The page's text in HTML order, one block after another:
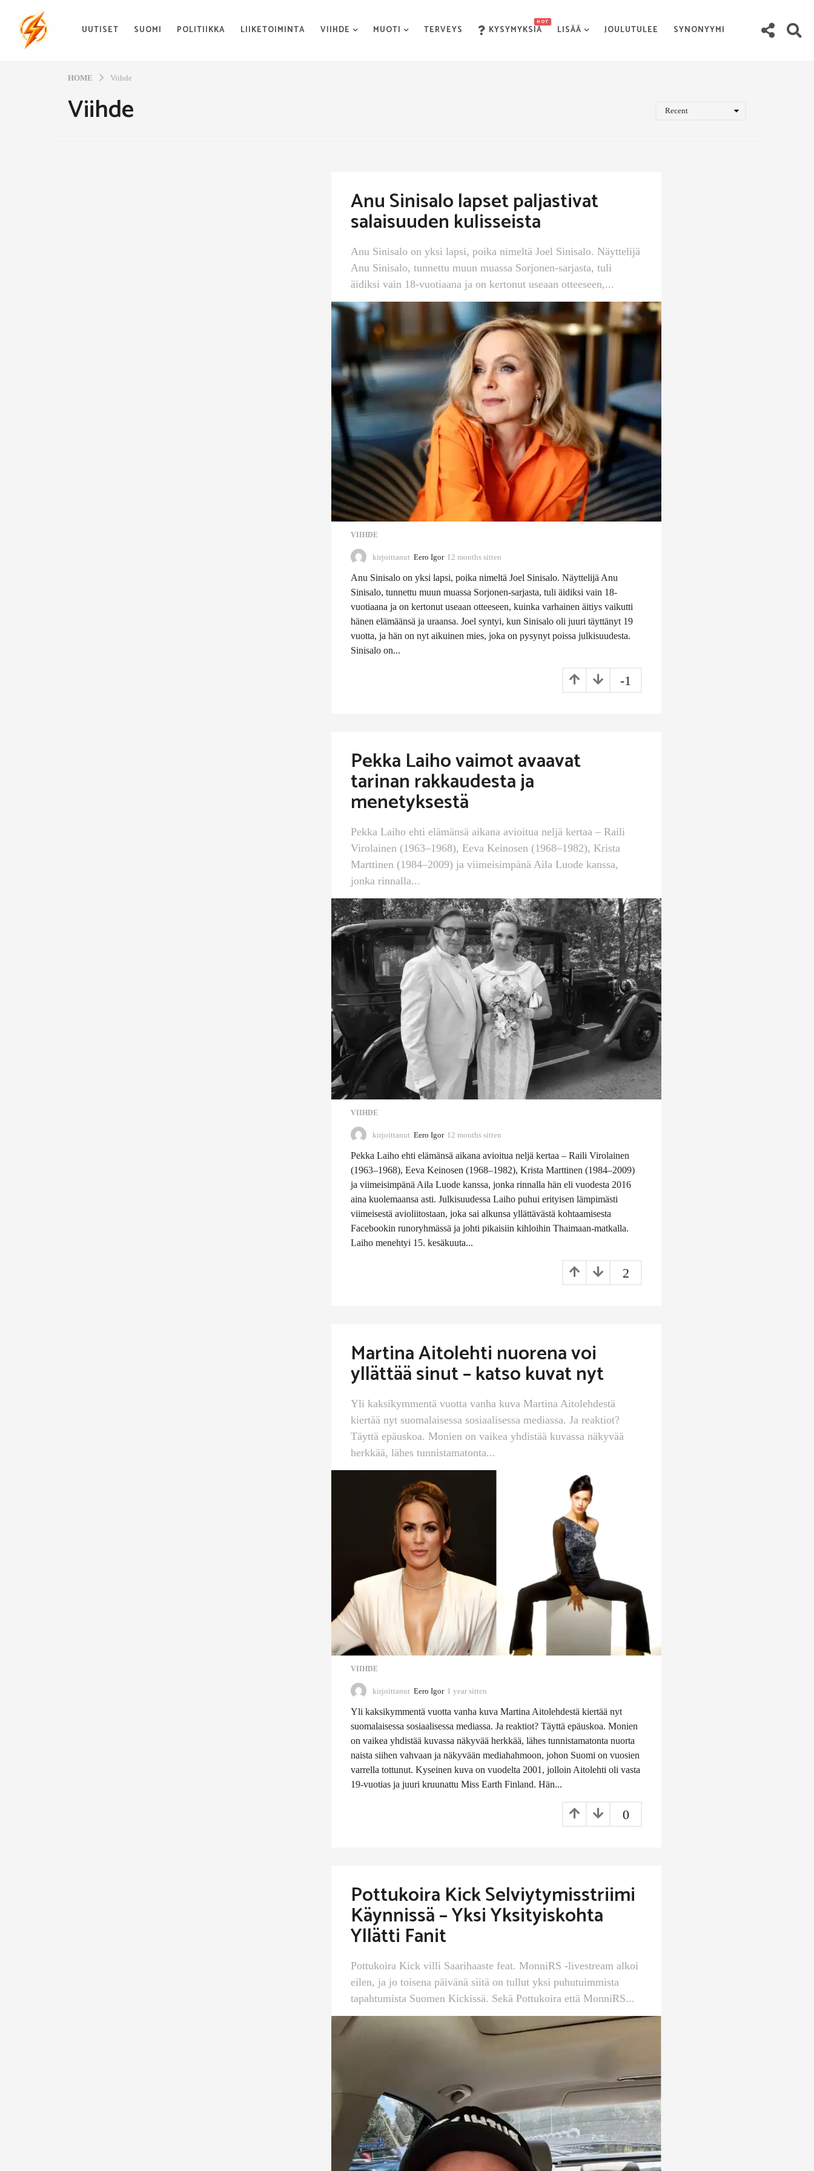
UUTISET SUOMI POLITIIKKA LIIKETOIMINTA VIIHDE MUOTI TERVEYS KYSYMYKSIÄ
HOT
LISÄÄ JOULUTULEE SYNONYYMI
HOME Viihde
Viihde Recent
Anu Sinisalo lapset paljastivat
salaisuuden kulisseista
Anu Sinisalo on yksi lapsi, poika nimeltä Joel Sinisalo. Näyttelijä
Anu Sinisalo, tunnettu muun muassa Sorjonen-sarjasta, tuli
äidiksi vain 18-vuotiaana ja on kertonut useaan otteeseen,...
VIIHDE
kirjoittanut Eero Igor 12 months sitten
m
o
h
s
Anu Sinisalo on yksi lapsi, poika nimeltä Joel Sinisalo. Näyttelijä Anu
Sinisalo, tunnettu muun muassa Sorjonen-sarjasta, tuli äidiksi vain 18-
vuotiaana ja on kertonut useaan otteeseen, kuinka varhainen äitiys vaikutti
hänen elämäänsä ja uraansa. Joel syntyi, kun Sinisalo oli juuri täyttänyt 19
vuotta, ja hän on nyt aikuinen mies, joka on pysynyt poissa julkisuudesta.
Sinisalo on...
-1
Pekka Laiho vaimot avaavat
tarinan rakkaudesta ja
menetyksestä
Pekka Laiho ehti elämänsä aikana avioitua neljä kertaa – Raili
Virolainen (1963–1968), Eeva Keinosen (1968–1982), Krista
Marttinen (1984–2009) ja viimeisimpänä Aila Luode kanssa,
jonka rinnalla...
VIIHDE
kirjoittanut Eero Igor 12 months sitten
m
o
n
h
s
s
Pekka Laiho ehti elämänsä aikana avioitua neljä kertaa – Raili Virolainen
(1963–1968), Eeva Keinosen (1968–1982), Krista Marttinen (1984–2009)
ja viimeisimpänä Aila Luode kanssa, jonka rinnalla hän eli vuodesta 2016
aina kuolemaansa asti. Julkisuudessa Laiho puhui erityisen lämpimästi
viimeisestä avioliitostaan, joka sai alkunsa yllättävästä kohtaamisesta
Facebookin runoryhmässä ja johti pikaisiin kihloihin Thaimaan-matkalla.
Laiho menehtyi 15. kesäkuuta...
2
Martina Aitolehti nuorena voi
yllättää sinut – katso kuvat nyt
Yli kaksikymmentä vuotta vanha kuva Martina Aitolehdestä
kiertää nyt suomalaisessa sosiaalisessa mediassa. Ja reaktiot?
Täyttä epäuskoa. Monien on vaikea yhdistää kuvassa näkyvää
herkkää, lähes tunnistamatonta...
VIIHDE
kirjoittanut Eero Igor 1 year sitten
m
o
n
h
s
s
Yli kaksikymmentä vuotta vanha kuva Martina Aitolehdestä kiertää nyt
suomalaisessa sosiaalisessa mediassa. Ja reaktiot? Täyttä epäuskoa. Monien
on vaikea yhdistää kuvassa näkyvää herkkää, lähes tunnistamatonta nuorta
naista siihen vahvaan ja näkyvään mediahahmoon, johon Suomi on vuosien
varrella tottunut. Kyseinen kuva on vuodelta 2001, jolloin Aitolehti oli vasta
19-vuotias ja juuri kruunattu Miss Earth Finland. Hän...
0
Pottukoira Kick Selviytymisstriimi
Käynnissä – Yksi Yksityiskohta
Yllätti Fanit
Pottukoira Kick villi Saarihaaste feat. MonniRS -livestream alkoi
eilen, ja jo toisena päivänä siitä on tullut yksi puhutuimmista
tapahtumista Suomen Kickissä. Sekä Pottukoira että MonniRS...